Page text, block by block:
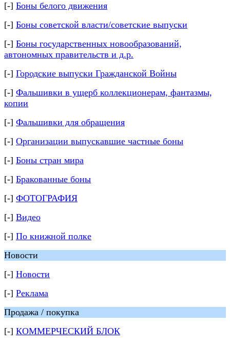
[-] Боны белого движения
[-] Боны советской власти/советские выпуски
[-] Боны государственных новообразований,
автономных правительств и д.р.
[-] Городские выпуски Гражданской Войны
[-] Фальшивки в ущерб коллекционерам, фантазмы,
копии
[-] Фальшивки для обращения
[-] Организации выпускавшие частные боны
[-] Боны стран мира
[-] Бракованные боны
[-] ФОТОГРАФИЯ
[-] Видео
[-] По книжной полке
Новости
[-] Новости
[-] Реклама
Продажа / покупка
[-] КОММЕРЧЕСКИЙ БЛОК